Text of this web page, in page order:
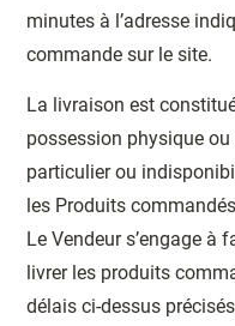
minutes à l’adresse
commande sur le site.
La livraison est
possession physique
particulier ou
les Produits
Le Vendeur s’engage à
livrer les produits
délais ci-dessus